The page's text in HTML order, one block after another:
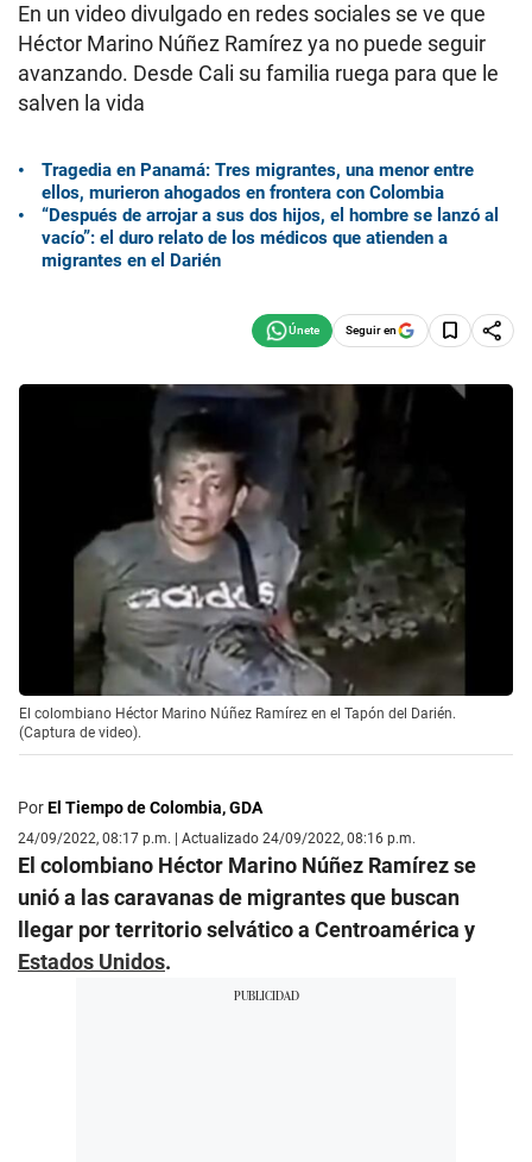
En un video divulgado en redes sociales se ve que
Héctor Marino Núñez Ramírez ya no puede seguir
avanzando. Desde Cali su familia ruega para que le
salven la vida
Tragedia en Panamá: Tres migrantes, una menor entre
ellos, murieron ahogados en frontera con Colombia
“Después de arrojar a sus dos hijos, el hombre se lanzó al
vacío”: el duro relato de los médicos que atienden a
migrantes en el Darién
Seguir en
El colombiano Héctor Marino Núñez Ramírez en el Tapón del Darién.
(Captura de video).
PorEl Tiempo de Colombia, GDA
24/09/2022, 08:17 p.m. | Actualizado 24/09/2022, 08:16 p.m.
El colombiano Héctor Marino Núñez Ramírez se
unió a las caravanas de migrantes que buscan
llegar por territorio selvático a Centroamérica y
Estados Unidos.